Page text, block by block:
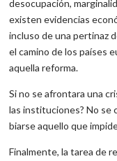
deso­cupación,
existen evi­dencias
incluso de una pertinaz
el camino de los países
aquella reforma.
Si no se afrontara una
las instituciones? No se
biarse aquello que
Finalmente, la tarea de